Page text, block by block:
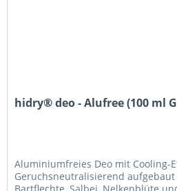
hidry® deo - Alufree (100 ml
Aluminiumfreies Deo mit Cooling-
Geruchsneutralisierend
Bartflechte, Salbei, Nelkenblüte